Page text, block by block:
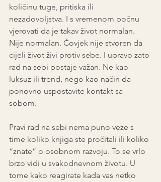
količinu tuge, pritiska ili
nezadovoljstva. I s vremenom počnu
vjerovati da je takav život normalan.
Nije normalan. Čovjek nije stvoren da
cijeli život živi protiv sebe. I upravo zato
rad na sebi postaje važan. Ne kao
luksuz ili trend, nego kao način da
ponovno uspostavite kontakt sa
sobom.
Pravi rad na sebi nema puno veze s
time koliko knjiga ste pročitali ili koliko
“znate” o osobnom razvoju. To se vrlo
brzo vidi u svakodnevnom životu. U
tome kako reagirate kada vas netko